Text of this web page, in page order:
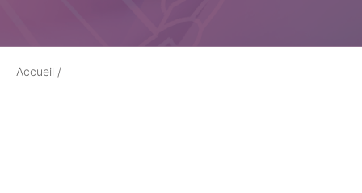
Accueil /